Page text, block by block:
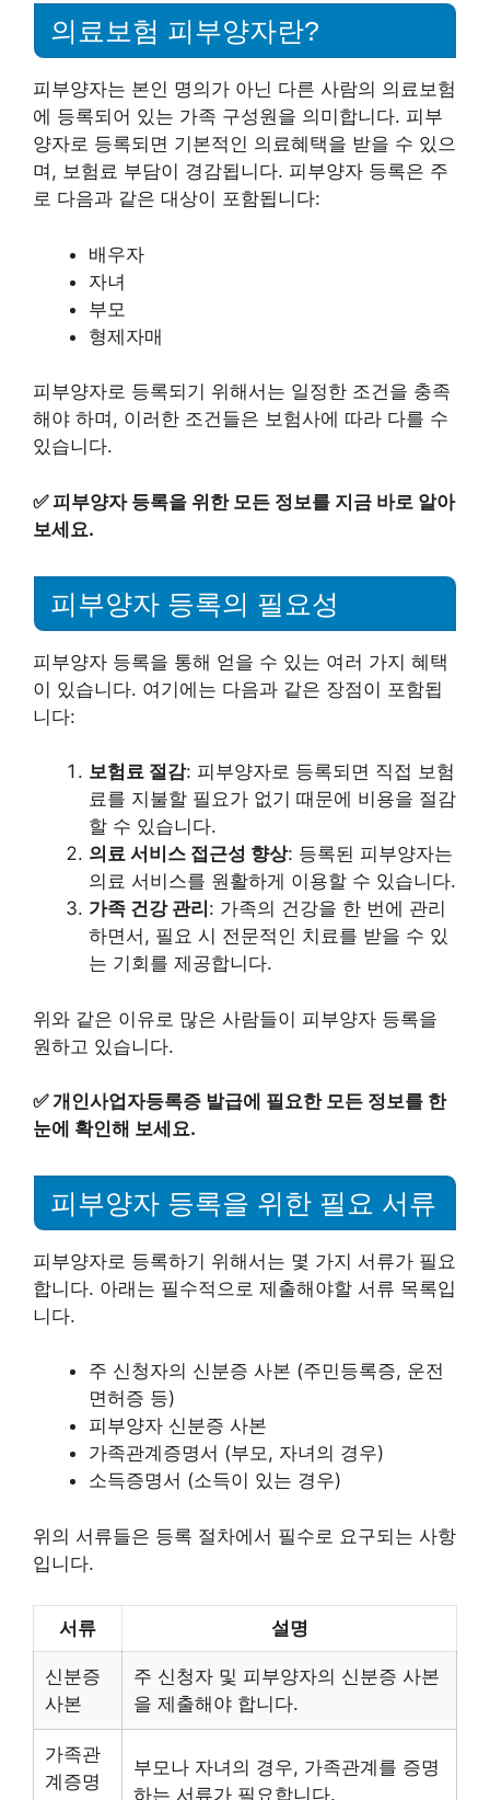
의료보험 피부양자란?
피부양자는 본인 명의가 아닌 다른 사람의 의료보험
에 등록되어 있는 가족 구성원을 의미합니다. 피부
양자로 등록되면 기본적인 의료혜택을 받을 수 있으
며, 보험료 부담이 경감됩니다. 피부양자 등록은 주
로 다음과 같은 대상이 포함됩니다:
배우자
자녀
부모
형제자매
피부양자로 등록되기 위해서는 일정한 조건을 충족
해야 하며, 이러한 조건들은 보험사에 따라 다를 수
있습니다.
✅ 피부양자 등록을 위한 모든 정보를 지금 바로 알아
보세요.
피부양자 등록의 필요성
피부양자 등록을 통해 얻을 수 있는 여러 가지 혜택
이 있습니다. 여기에는 다음과 같은 장점이 포함됩
니다:
보험료 절감: 피부양자로 등록되면 직접 보험
료를 지불할 필요가 없기 때문에 비용을 절감
할 수 있습니다.
의료 서비스 접근성 향상: 등록된 피부양자는
의료 서비스를 원활하게 이용할 수 있습니다.
가족 건강 관리 : 가족의 건강을 한 번에 관리
하면서, 필요 시 전문적인 치료를 받을 수 있
는 기회를 제공합니다.
위와 같은 이유로 많은 사람들이 피부양자 등록을
원하고 있습니다.
✅개인사업자등록증 발급에 필요한 모든 정보를 한
눈에 확인해 보세요.
피부양자 등록을 위한 필요 서류
피부양자로 등록하기 위해서는 몇 가지 서류가 필요
합니다. 아래는 필수적으로 제출해야할 서류 목록입
니다.
주 신청자의 신분증 사본 (주민등록증, 운전
면허증 등)
피부양자 신분증 사본
가족관계증명서 (부모, 자녀의 경우)
소득증명서 (소득이 있는 경우)
위의 서류들은 등록 절차에서 필수로 요구되는 사항
입니다.
서류 설명
신분증
사본
주 신청자 및 피부양자의 신분증 사본
을 제출해야 합니다.
가족관
계증명
부모나 자녀의 경우, 가족관계를 증명
하는 서류가 필요합니다.